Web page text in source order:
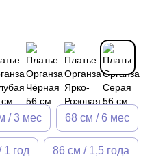
/ 3 мес 68 см / 6 мес
1 год 86 см / 1,5 года